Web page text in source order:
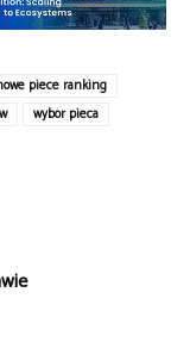
piece ranking
wybór pieca